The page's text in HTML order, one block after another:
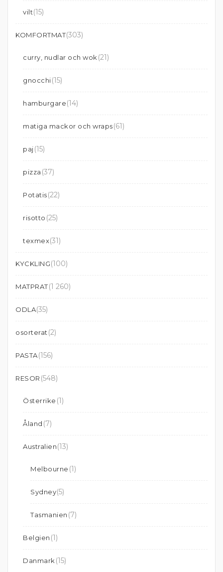
vilt(15)
KOMFORTMAT(303)
curry, nudlar och wok (21)
gnocchi(15)
hamburgare(14)
matiga mackor och wraps(61)
paj(15)
pizza (37)
Potatis(22)
risotto (25)
texmex(31)
KYCKLING(100)
MATPRAT(1 260)
ODLA(35)
osorterat (2)
PASTA(156)
RESOR (548)
Österrike (1)
Åland (7)
Australien(13)
Melbourne (1)
Sydney(5)
Tasmanien (7)
Belgien (1)
Danmark (15)